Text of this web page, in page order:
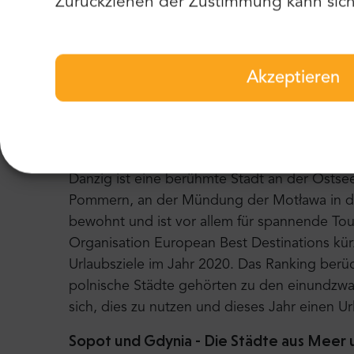
Akzeptieren
und Unterhaltung in Sopot, bekannt als
Führung durch die
Danzig ist eine berühmte Stadt an der
Pommern, an der Mündung der Motława in
bewohnt und ist vor allem für spannende
Organisation European Best Destinations
Urlaubsziele im Jahr 2020. Das Ranking
polnische Städte gehörten zu den
sich, dies zu nutzen und dieses Jahr einen
Sopot und Gdynia - Die Städte aus Meer